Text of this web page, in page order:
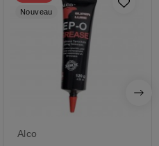
Nouveau
Alco